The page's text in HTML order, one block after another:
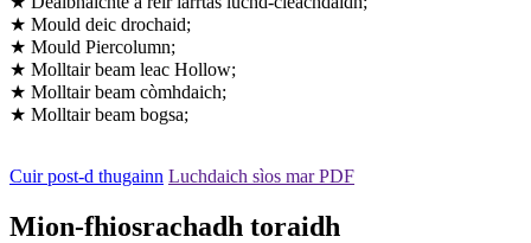
★ Mould deic drochaid;
★ Mould Piercolumn;
★ Molltair beam leac Hollow;
★ Molltair beam còmhdaich;
★ Molltair beam bogsa;
Cuir post-d thugainn Luchdaich sìos mar PDF
Mion-fhiosrachadh toraidh